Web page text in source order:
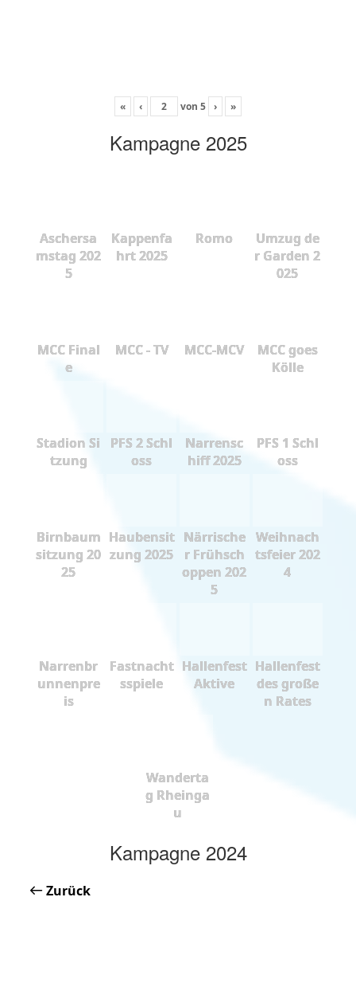
« ‹ von 5 › »
Kampagne 2025
Aschersa
mstag 202
5
Kappenfa
hrt 2025
Romo
Umzug de
r Garden 2
025
MCC Final
e
MCC - TV MCC-MCV
MCC goes
Kölle
Stadion Si
tzung
PFS 2 Schl
oss
Narrensc
hiff 2025
PFS 1 Schl
oss
Birnbaum
sitzung 20
25
Haubensit
zung 2025
Närrische
r Frühsch
oppen 202
5
Weihnach
tsfeier 202
4
Narrenbr
unnenpre
is
Fastnacht
sspiele
Hallenfest
Aktive
Hallenfest
des große
n Rates
Wanderta
g Rheinga
u
Kampagne 2024
Zurück